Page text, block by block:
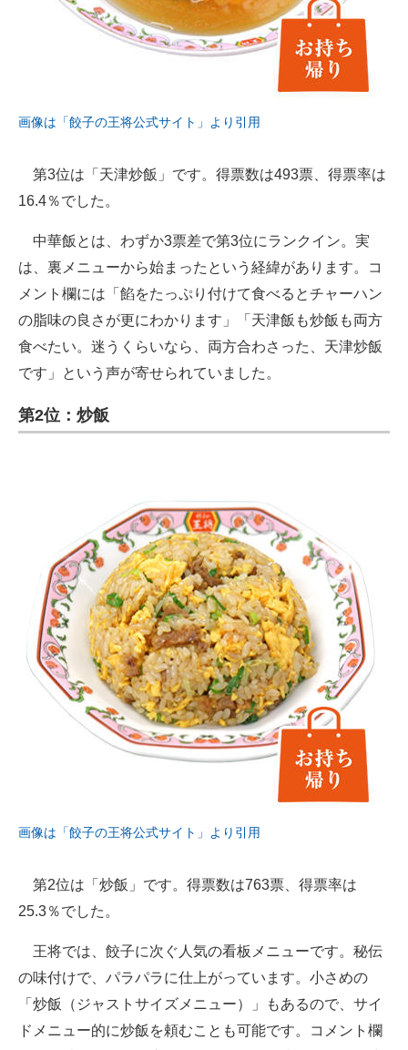
画像は「餃子の王将公式サイト」より引用
第3位は「天津炒飯」です。得票数は493票、得票率は
16.4％でした。
中華飯とは、わずか3票差で第3位にランクイン。実
は、裏メニューから始まったという経緯があります。コ
メント欄には「餡をたっぷり付けて食べるとチャーハン
の脂味の良さが更にわかります」「天津飯も炒飯も両方
食べたい。迷うくらいなら、両方合わさった、天津炒飯
です」という声が寄せられていました。
第2位：炒飯
画像は「餃子の王将公式サイト」より引用
第2位は「炒飯」です。得票数は763票、得票率は
25.3％でした。
王将では、餃子に次ぐ人気の看板メニューです。秘伝
の味付けで、パラパラに仕上がっています。小さめの
「炒飯（ジャストサイズメニュー）」もあるので、サイ
ドメニュー的に炒飯を頼むことも可能です。コメント欄